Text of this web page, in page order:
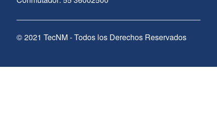
© 2021 TecNM - Todos los Derechos Reservados